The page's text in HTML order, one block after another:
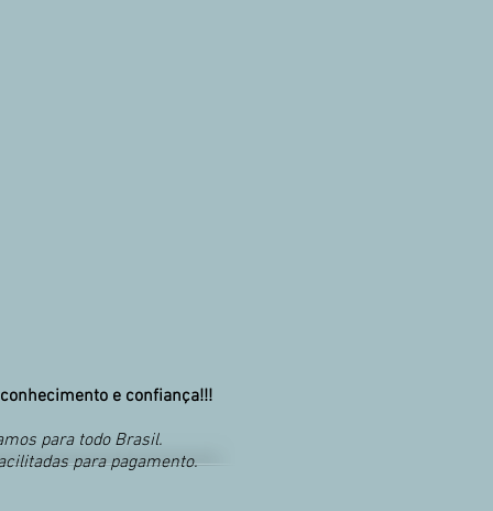
e confiança!!!
para todo Brasil.
para pagamento.